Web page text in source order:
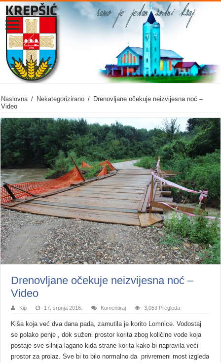
Naslovna / Nekategorizirano / Drenovljane očekuje neizvijesna noć –
Video
Drenovljane očekuje neizvijesna noć –
Video
Kip 17. srpnja 2016. Komentiraj 3,053 Pregleda
Kiša koja već dva dana pada, zamutila je korito Lomnice. Vodostaj
se polako penje , dok suženi prostor korita zbog količine vode koja
postaje sve silnija lagano kida strane korita kako bi napravila veći
prostor za prolaz. Sve bi to bilo normalno da privremeni most izgleda